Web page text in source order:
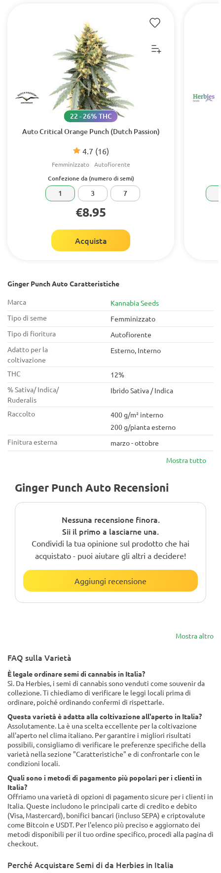
Auto Critical Orange Punch (Dutch Passion)
4.7 (16)
22 - 26% THC
Femminizzato Autofiorente
Confezione da (numero di semi)
1 3 7
€8.95
Acquista
Ginger Punch Auto Caratteristiche
Marca
Kannabia Seeds
Tipo di seme
Femminizzato
Tipo di fioritura
Autofiorente
Adatto per la
coltivazione
Esterno, Interno
THC
12%
% Sativa/ Indica/
Ruderalis
Ibrido Sativa / Indica
Raccolto
400 g/m² interno
200 g/pianta esterno
Finitura esterna
marzo - ottobre
Mostra tutto
Ginger Punch Auto Recensioni
Nessuna recensione finora.
Sii il primo a lasciarne una.
Condividi la tua opinione sul prodotto che hai
acquistato - puoi aiutare gli altri a decidere!
Aggiungi recensione
Mostra altro
FAQ sulla Varietà
È legale ordinare semi di cannabis in Italia?
Sì. Da Herbies, i semi di cannabis sono venduti come souvenir da
collezione. Ti chiediamo di verificare le leggi locali prima di
ordinare, poiché ordinando confermi di rispettarle.
Questa varietà è adatta alla coltivazione all'aperto in Italia?
Assolutamente. La è una scelta eccellente per la coltivazione
all'aperto nel clima italiano. Per garantire i migliori risultati
possibili, consigliamo di verificare le preferenze specifiche della
varietà nella sezione "Caratteristiche" e di confrontarle con le
condizioni locali.
Quali sono i metodi di pagamento più popolari per i clienti in
Italia?
Offriamo una varietà di opzioni di pagamento sicure per i clienti in
Italia. Queste includono le principali carte di credito e debito
(Visa, Mastercard), bonifici bancari (incluso SEPA) e criptovalute
come Bitcoin e USDT. Per l'elenco più preciso e aggiornato dei
metodi disponibili per il tuo ordine specifico, procedi alla pagina di
checkout.
Perché Acquistare Semi di da Herbies in Italia